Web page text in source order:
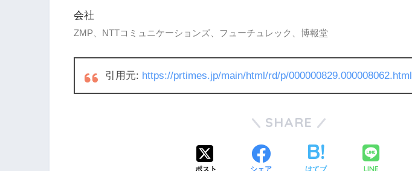
会社
ZMP、NTTコミュニケーションズ、フューチュレック、博報堂
引用元: https://prtimes.jp/main/html/rd/p/000000829.000008062.html
SHARE
ポスト シェア はてブ LINE